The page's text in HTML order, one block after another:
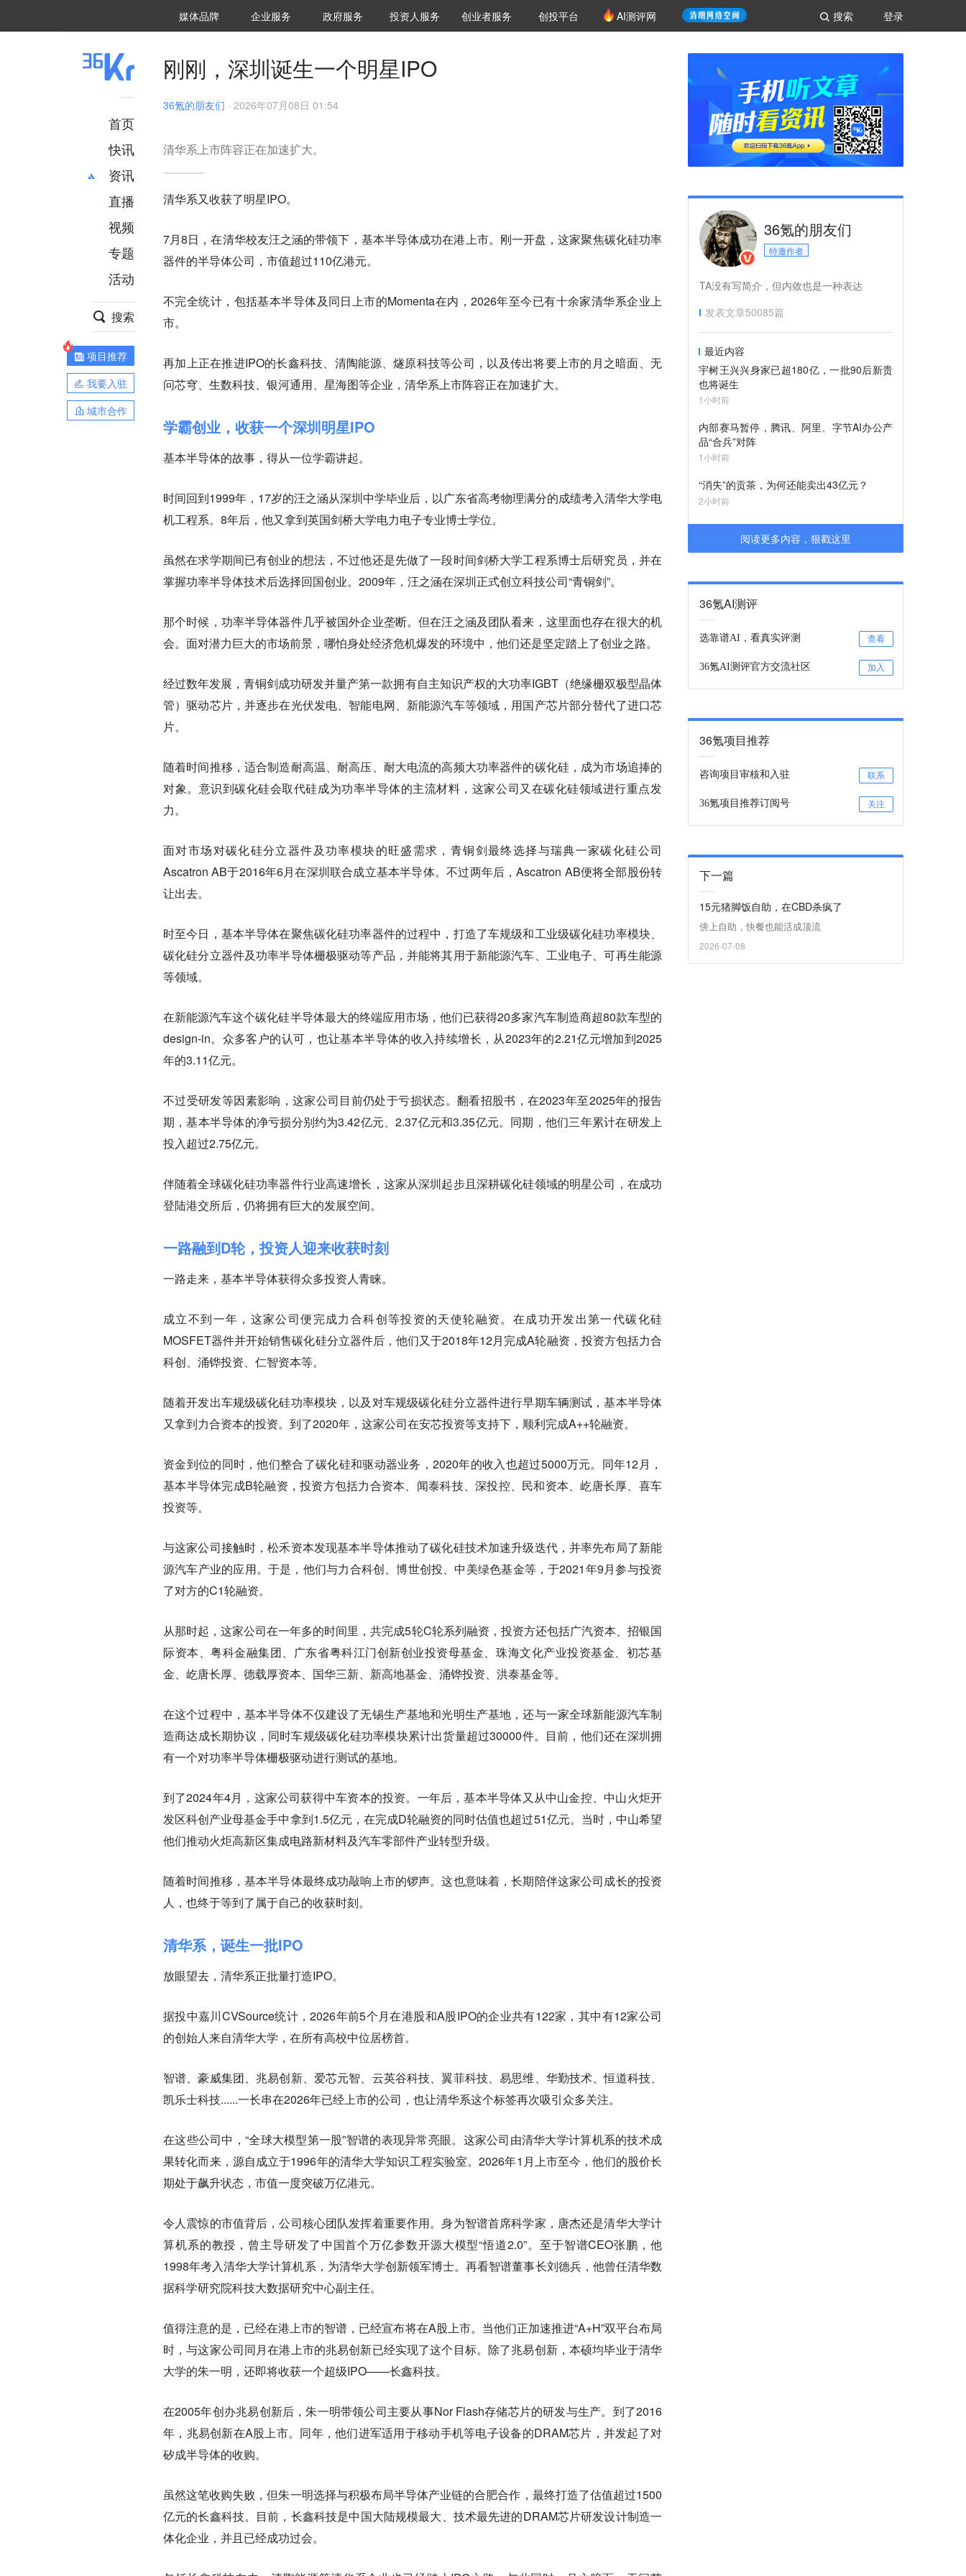
登录
搜索
媒体品牌 36Kr研究院
企业服务 城市之窗
政府服务 VClub投资机构库
投资机构职位推介
投资人服务 创投氪堂
创业者服务 创投平台 AI测评网
首页
快讯
资讯
推荐
财经
项目推荐
安徽
直播
视频
专题
活动
搜索
项目推荐
我要入驻
城市合作
刚刚，深圳诞生一个明星IPO
36氪的朋友们 · 2026年07月08日 01:54
清华系上市阵容正在加速扩大。
清华系又收获了明星IPO。
7月8日，在清华校友汪之涵的带领下，基本半导体成功在港上市。刚一开盘，这家聚焦碳化硅功率
器件的半导体公司，市值超过110亿港元。
不完全统计，包括基本半导体及同日上市的Momenta在内，2026年至今已有十余家清华系企业上
市。
再加上正在推进IPO的长鑫科技、清陶能源、燧原科技等公司，以及传出将要上市的月之暗面、无
问芯穹、生数科技、银河通用、星海图等企业，清华系上市阵容正在加速扩大。
学霸创业，收获一个深圳明星IPO
基本半导体的故事，得从一位学霸讲起。
时间回到1999年，17岁的汪之涵从深圳中学毕业后，以广东省高考物理满分的成绩考入清华大学电
机工程系。8年后，他又拿到英国剑桥大学电力电子专业博士学位。
虽然在求学期间已有创业的想法，不过他还是先做了一段时间剑桥大学工程系博士后研究员，并在
掌握功率半导体技术后选择回国创业。2009年，汪之涵在深圳正式创立科技公司“青铜剑”。
那个时候，功率半导体器件几乎被国外企业垄断。但在汪之涵及团队看来，这里面也存在很大的机
会。面对潜力巨大的市场前景，哪怕身处经济危机爆发的环境中，他们还是坚定踏上了创业之路。
经过数年发展，青铜剑成功研发并量产第一款拥有自主知识产权的大功率IGBT（绝缘栅双极型晶体
管）驱动芯片，并逐步在光伏发电、智能电网、新能源汽车等领域，用国产芯片部分替代了进口芯
片。
随着时间推移，适合制造耐高温、耐高压、耐大电流的高频大功率器件的碳化硅，成为市场追捧的
对象。意识到碳化硅会取代硅成为功率半导体的主流材料，这家公司又在碳化硅领域进行重点发
力。
面对市场对碳化硅分立器件及功率模块的旺盛需求，青铜剑最终选择与瑞典一家碳化硅公司
Ascatron AB于2016年6月在深圳联合成立基本半导体。不过两年后，Ascatron AB便将全部股份转
让出去。
时至今日，基本半导体在聚焦碳化硅功率器件的过程中，打造了车规级和工业级碳化硅功率模块、
碳化硅分立器件及功率半导体栅极驱动等产品，并能将其用于新能源汽车、工业电子、可再生能源
等领域。
在新能源汽车这个碳化硅半导体最大的终端应用市场，他们已获得20多家汽车制造商超80款车型的
design-in。众多客户的认可，也让基本半导体的收入持续增长，从2023年的2.21亿元增加到2025
年的3.11亿元。
不过受研发等因素影响，这家公司目前仍处于亏损状态。翻看招股书，在2023年至2025年的报告
期，基本半导体的净亏损分别约为3.42亿元、2.37亿元和3.35亿元。同期，他们三年累计在研发上
投入超过2.75亿元。
伴随着全球碳化硅功率器件行业高速增长，这家从深圳起步且深耕碳化硅领域的明星公司，在成功
登陆港交所后，仍将拥有巨大的发展空间。
一路融到D轮，投资人迎来收获时刻
一路走来，基本半导体获得众多投资人青睐。
成立不到一年，这家公司便完成力合科创等投资的天使轮融资。在成功开发出第一代碳化硅
MOSFET器件并开始销售碳化硅分立器件后，他们又于2018年12月完成A轮融资，投资方包括力合
科创、涌铧投资、仁智资本等。
随着开发出车规级碳化硅功率模块，以及对车规级碳化硅分立器件进行早期车辆测试，基本半导体
又拿到力合资本的投资。到了2020年，这家公司在安芯投资等支持下，顺利完成A++轮融资。
资金到位的同时，他们整合了碳化硅和驱动器业务，2020年的收入也超过5000万元。同年12月，
基本半导体完成B轮融资，投资方包括力合资本、闻泰科技、深投控、民和资本、屹唐长厚、喜车
投资等。
与这家公司接触时，松禾资本发现基本半导体推动了碳化硅技术加速升级迭代，并率先布局了新能
源汽车产业的应用。于是，他们与力合科创、博世创投、中美绿色基金等，于2021年9月参与投资
了对方的C1轮融资。
从那时起，这家公司在一年多的时间里，共完成5轮C轮系列融资，投资方还包括广汽资本、招银国
际资本、粤科金融集团、广东省粤科江门创新创业投资母基金、珠海文化产业投资基金、初芯基
金、屹唐长厚、德载厚资本、国华三新、新高地基金、涌铧投资、洪泰基金等。
在这个过程中，基本半导体不仅建设了无锡生产基地和光明生产基地，还与一家全球新能源汽车制
造商达成长期协议，同时车规级碳化硅功率模块累计出货量超过30000件。目前，他们还在深圳拥
有一个对功率半导体栅极驱动进行测试的基地。
到了2024年4月，这家公司获得中车资本的投资。一年后，基本半导体又从中山金控、中山火炬开
发区科创产业母基金手中拿到1.5亿元，在完成D轮融资的同时估值也超过51亿元。当时，中山希望
他们推动火炬高新区集成电路新材料及汽车零部件产业转型升级。
随着时间推移，基本半导体最终成功敲响上市的锣声。这也意味着，长期陪伴这家公司成长的投资
人，也终于等到了属于自己的收获时刻。
清华系，诞生一批IPO
放眼望去，清华系正批量打造IPO。
据投中嘉川CVSource统计，2026年前5个月在港股和A股IPO的企业共有122家，其中有12家公司
的创始人来自清华大学，在所有高校中位居榜首。
智谱、豪威集团、兆易创新、爱芯元智、云英谷科技、翼菲科技、易思维、华勤技术、恒道科技、
凯乐士科技......一长串在2026年已经上市的公司，也让清华系这个标签再次吸引众多关注。
在这些公司中，“全球大模型第一股”智谱的表现异常亮眼。这家公司由清华大学计算机系的技术成
果转化而来，源自成立于1996年的清华大学知识工程实验室。2026年1月上市至今，他们的股价长
期处于飙升状态，市值一度突破万亿港元。
令人震惊的市值背后，公司核心团队发挥着重要作用。身为智谱首席科学家，唐杰还是清华大学计
算机系的教授，曾主导研发了中国首个万亿参数开源大模型“悟道2.0”。至于智谱CEO张鹏，他
1998年考入清华大学计算机系，为清华大学创新领军博士。再看智谱董事长刘德兵，他曾任清华数
据科学研究院科技大数据研究中心副主任。
值得注意的是，已经在港上市的智谱，已经宣布将在A股上市。当他们正加速推进“A+H”双平台布局
时，与这家公司同月在港上市的兆易创新已经实现了这个目标。除了兆易创新，本硕均毕业于清华
大学的朱一明，还即将收获一个超级IPO——长鑫科技。
在2005年创办兆易创新后，朱一明带领公司主要从事Nor Flash存储芯片的研发与生产。到了2016
年，兆易创新在A股上市。同年，他们进军适用于移动手机等电子设备的DRAM芯片，并发起了对
矽成半导体的收购。
虽然这笔收购失败，但朱一明选择与积极布局半导体产业链的合肥合作，最终打造了估值超过1500
亿元的长鑫科技。目前，长鑫科技是中国大陆规模最大、技术最先进的DRAM芯片研发设计制造一
体化企业，并且已经成功过会。
36氪的朋友们
特邀作者
TA没有写简介，但内敛也是一种表达
发表文章50085篇
最近内容
宇树王兴兴身家已超180亿，一批90后新贵
也将诞生
1小时前
内部赛马暂停，腾讯、阿里、字节AI办公产
品“合兵”对阵
1小时前
“消失”的贡茶，为何还能卖出43亿元？
2小时前
阅读更多内容，狠戳这里
36氪AI测评
选靠谱AI，看真实评测 查看
36氪AI测评官方交流社区 加入
36氪项目推荐
咨询项目审核和入驻 联系
36氪项目推荐订阅号 关注
下一篇
15元猪脚饭自助，在CBD杀疯了
傍上自助，快餐也能活成顶流
2026-07-08